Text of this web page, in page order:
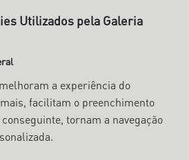
Utilizados pela Galeria
a experiência do
facilitam o preenchimento
tornam a navegação